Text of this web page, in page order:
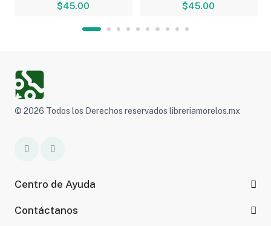
$45.00 $45.00
© 2026 Todos los Derechos reservados libreriamorelos.mx
Centro de Ayuda
Contáctanos